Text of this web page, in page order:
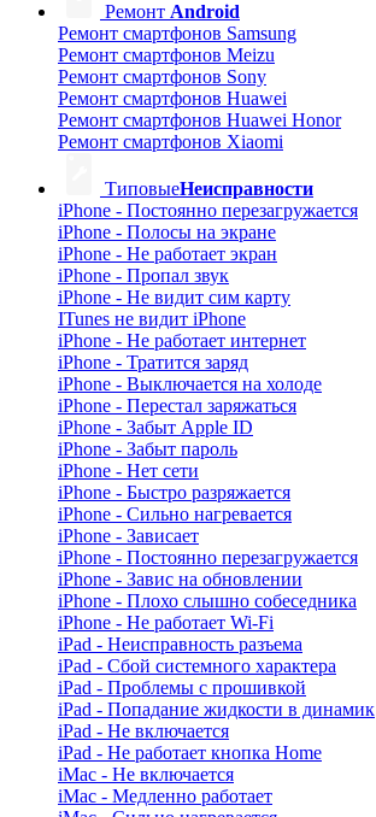
Ремонт Android
Ремонт смартфонов Samsung
Ремонт смартфонов Meizu
Ремонт смартфонов Sony
Ремонт смартфонов Huawei
Ремонт смартфонов Huawei Honor
Ремонт смартфонов Xiaomi
ТиповыеНеисправности
iPhone - Постоянно перезагружается
iPhone - Полосы на экране
iPhone - Не работает экран
iPhone - Пропал звук
iPhone - Не видит сим карту
ITunes не видит iPhone
iPhone - Не работает интернет
iPhone - Тратится заряд
iPhone - Выключается на холоде
iPhone - Перестал заряжаться
iPhone - Забыт Apple ID
iPhone - Забыт пароль
iPhone - Нет сети
iPhone - Быстро разряжается
iPhone - Сильно нагревается
iPhone - Зависает
iPhone - Постоянно перезагружается
iPhone - Завис на обновлении
iPhone - Плохо слышно собеседника
iPhone - Не работает Wi-Fi
iPad - Неисправность разъема
iPad - Сбой системного характера
iPad - Проблемы с прошивкой
iPad - Попадание жидкости в динамик
iPad - Не включается
iPad - Не работает кнопка Home
iMac - Не включается
iMac - Медленно работает